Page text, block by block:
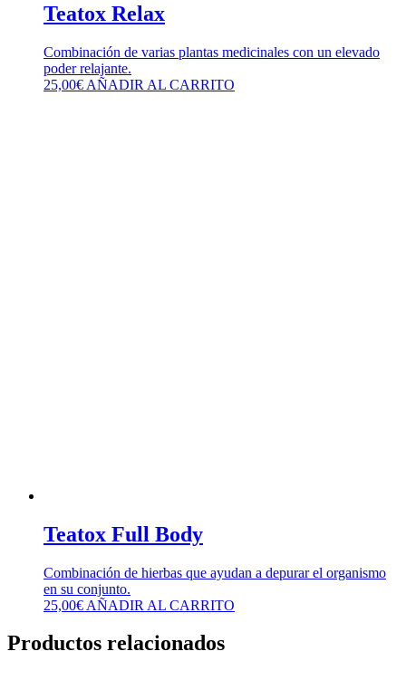
Teatox Relax
Combinación de varias plantas medicinales con un elevado
poder relajante.
25,00€ AÑADIR AL CARRITO
Teatox Full Body
Combinación de hierbas que ayudan a depurar el organismo
en su conjunto.
25,00€ AÑADIR AL CARRITO
Productos relacionados